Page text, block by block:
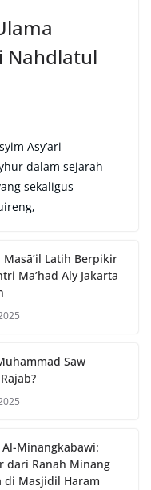
Nahdlatul
Asy’ari
dalam sejarah
sekaligus
Latih Berpikir
Ma’had Aly Jakarta
Saw
Minangkabawi:
dari Ranah Minang
di Masjidil Haram